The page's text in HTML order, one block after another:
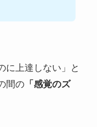
に上達しない」と
間の「感覚のズ